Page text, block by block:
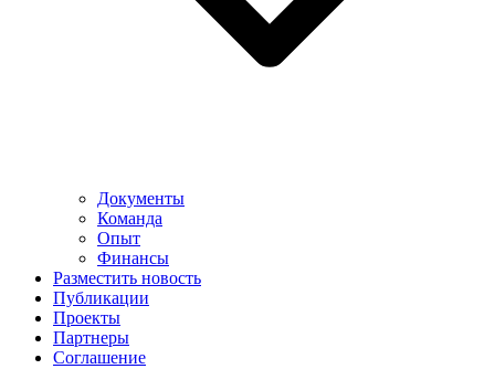
Документы
Команда
Опыт
Финансы
Разместить новость
Публикации
Проекты
Партнеры
Соглашение